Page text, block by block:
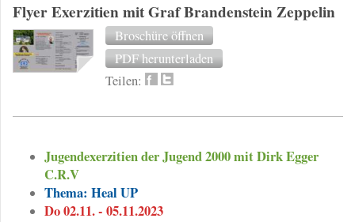
Flyer Exerzitien mit Graf Brandenstein Zeppelin
Broschüre öffnen
PDF herunterladen
Teilen:
Jugendexerzitien der Jugend 2000 mit Dirk Egger
C.R.V
Thema: Heal UP
Do 02.11. - 05.11.2023